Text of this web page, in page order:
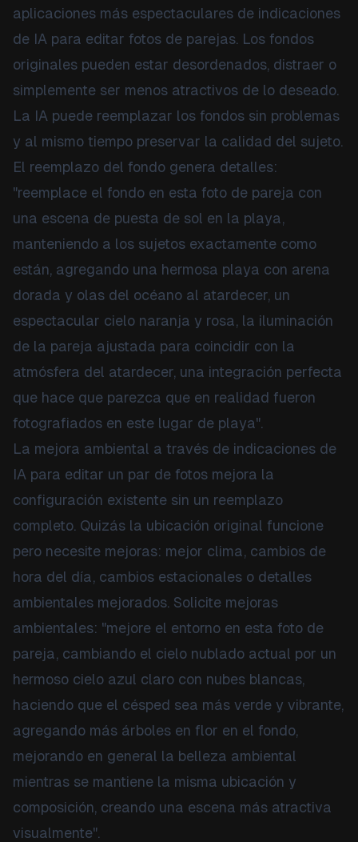
aplicaciones más espectaculares de indicaciones
de IA para editar fotos de parejas. Los fondos
originales pueden estar desordenados, distraer o
simplemente ser menos atractivos de lo deseado.
La IA puede reemplazar los fondos sin problemas
y al mismo tiempo preservar la calidad del sujeto.
El reemplazo del fondo genera detalles:
"reemplace el fondo en esta foto de pareja con
una escena de puesta de sol en la playa,
manteniendo a los sujetos exactamente como
están, agregando una hermosa playa con arena
dorada y olas del océano al atardecer, un
espectacular cielo naranja y rosa, la iluminación
de la pareja ajustada para coincidir con la
atmósfera del atardecer, una integración perfecta
que hace que parezca que en realidad fueron
fotografiados en este lugar de playa".
La mejora ambiental a través de indicaciones de
IA para editar un par de fotos mejora la
configuración existente sin un reemplazo
completo. Quizás la ubicación original funcione
pero necesite mejoras: mejor clima, cambios de
hora del día, cambios estacionales o detalles
ambientales mejorados. Solicite mejoras
ambientales: "mejore el entorno en esta foto de
pareja, cambiando el cielo nublado actual por un
hermoso cielo azul claro con nubes blancas,
haciendo que el césped sea más verde y vibrante,
agregando más árboles en flor en el fondo,
mejorando en general la belleza ambiental
mientras se mantiene la misma ubicación y
composición, creando una escena más atractiva
visualmente".